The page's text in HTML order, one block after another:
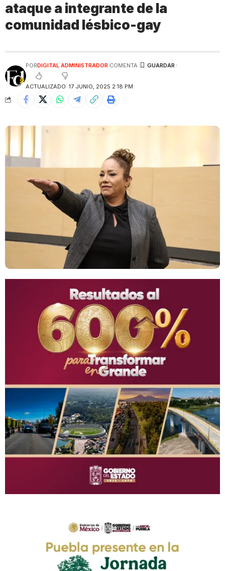
ataque a integrante de la
comunidad lésbico-gay
ACTUALIZADO: 17 JUNIO, 2025 2:18 PM
PORDIGITAL ADMINISTRADOR COMENTA